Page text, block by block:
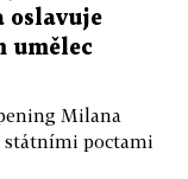
oslavuje
umělec
Milana
státními poctami